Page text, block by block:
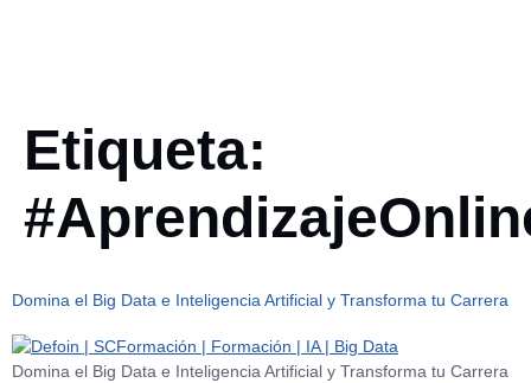
Etiqueta:
Domina el Big Data e Inteligencia Artificial y Transforma tu Carrera
Domina el Big Data e Inteligencia Artificial y Transforma tu Carrera